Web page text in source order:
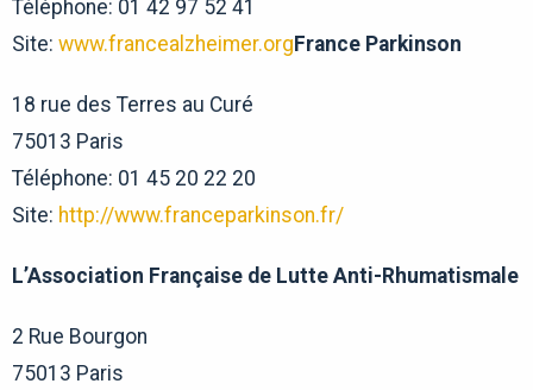
Téléphone: 01 42 97 52 41
Site: www.francealzheimer.orgFrance Parkinson
18 rue des Terres au Curé
75013 Paris
Téléphone: 01 45 20 22 20
Site: http://www.franceparkinson.fr/
L’Association Française de Lutte Anti-Rhumatismale
2 Rue Bourgon
75013 Paris